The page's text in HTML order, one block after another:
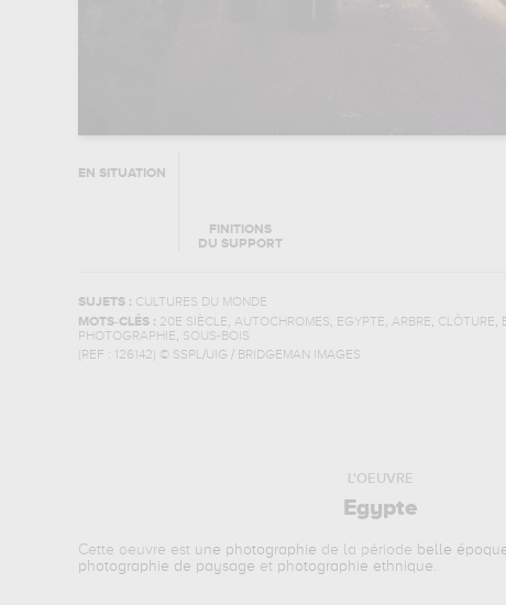
EN SITUATION
FINITIONS
DU SUPPORT
SUJETS : CULTURES DU MONDE
MOTS-CLÉS : 20E SIÈCLE, AUTOCHROMES, EGYPTE, ARBRE, CLÔTURE,
PHOTOGRAPHIE, SOUS-BOIS
(REF :
126142) © SSPL/UIG / BRIDGEMAN IMAGES
L'OEUVRE
Egypte
Cette oeuvre est une photographie de la période belle
photographie de paysage et photographie ethnique.